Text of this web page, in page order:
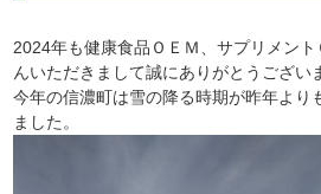
2024年も健康食品ＯＥＭ、サプリメン
んいただきまして誠にありがとうござい
今年の信濃町は雪の降る時期が昨年より
ました。